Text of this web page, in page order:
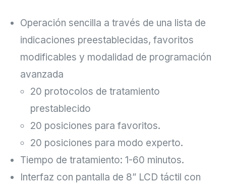
Operación sencilla a través de una lista de
indicaciones preestablecidas, favoritos
modificables y modalidad de programación
avanzada
20 protocolos de tratamiento
prestablecido
20 posiciones para favoritos.
20 posiciones para modo experto.
Tiempo de tratamiento: 1-60 minutos.
Interfaz con pantalla de 8” LCD táctil con